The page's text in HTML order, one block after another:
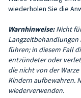
wiederholen Sie die
Warnhinweise:Nicht
Langzeitbehandlungen
führen; in diesem Fall
entzündeter oder
die nicht von der
Kindern aufbewahren.
wiederverwenden.